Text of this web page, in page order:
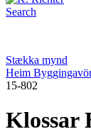
Search
Stækka mynd
Heim
15-802
Klossar